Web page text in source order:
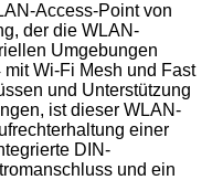
Access-Point von
der die WLAN-
Umgebungen
Wi-Fi Mesh und Fast
und Unterstützung
ist dieser WLAN-
einer
DIN-
und ein